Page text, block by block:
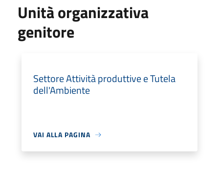
Unità organizzativa
genitore
Settore Attività produttive e Tutela
dell'Ambiente
VAI ALLA PAGINA